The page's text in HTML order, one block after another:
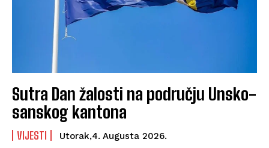
Sutra Dan žalosti na području Unsko-
sanskog kantona
VIJESTI Utorak,4. Augusta 2026.